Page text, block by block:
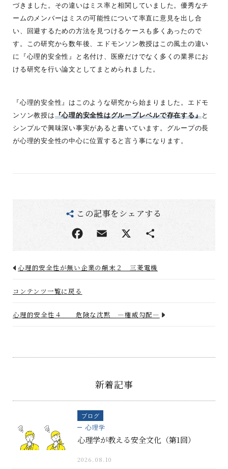
づきました。その違いはミス率と相関していました。優秀なチ
ームのメンバーはミスの可能性について率直に意見を出し合
い、回避するための方法を見つけるケースも多くあったので
す。この研究から数年後、エドモンソン教授はこの風土の違い
に『心理的安全性』と名付け、医療だけでなく多くの業界にお
ける研究を行い論文としてまとめられました。
『心理的安全性』はこのような研究から始まりました。エドモ
ンソン教授は『心理的安全性はグループレベルで存在する』と
シンプルで興味深い事実があると書いています。グループの長
が心理的安全性の中心に位置すると言う事になります。
この記事をシェアする
心理的安全性が無い企業の顛末２ 三菱電機
コンテンツ一覧に戻る
心理的安全性４ 危険な沈黙 ―権威勾配―
新着記事
ブログ
心理学
心理学が教える安全文化（第1回）
2026.08.10